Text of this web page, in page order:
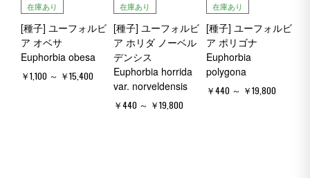
在庫あり
[種子] ユーフォルビ
ア オベサ
Euphorbia obesa
￥1,100 ～ ￥15,400
在庫あり
[種子] ユーフォルビ
ア ホリダ ノーベル
デンシス
Euphorbia horrida
var. norveldensis
￥440 ～ ￥19,800
在庫あり
[種子] ユーフォルビ
ア ポリゴナ
Euphorbia
polygona
￥440 ～ ￥19,800